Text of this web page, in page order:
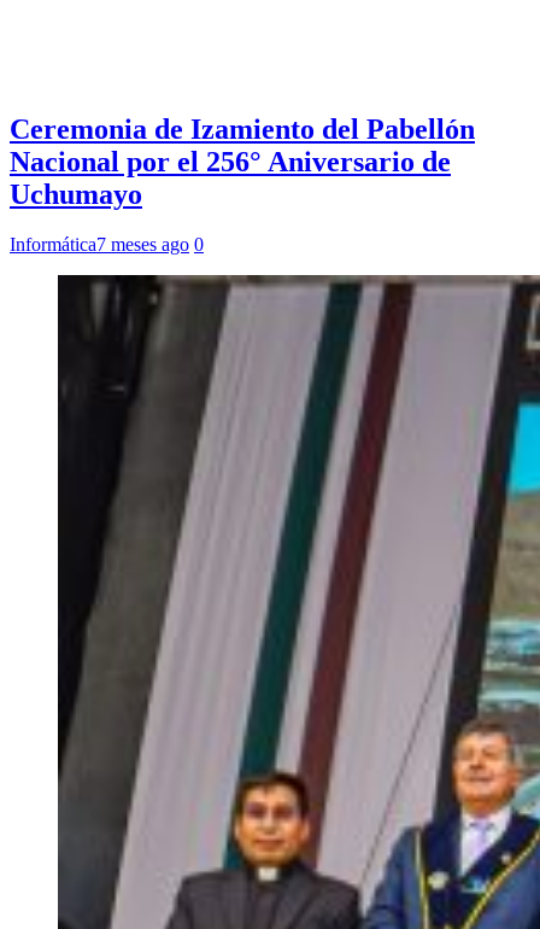
Ceremonia de Izamiento del Pabellón
Nacional por el 256° Aniversario de
Uchumayo
Informática7 meses ago 0